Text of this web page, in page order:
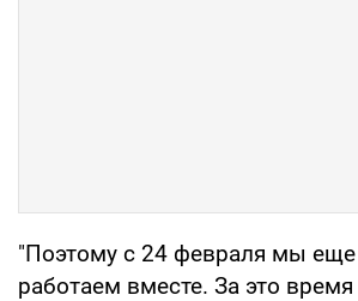
"Поэтому с 24 февраля мы еще
работаем вместе. За это